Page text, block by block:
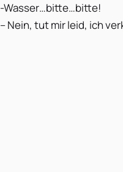
-Wasser…bitte…bitte!
– Nein, tut mir leid, ich